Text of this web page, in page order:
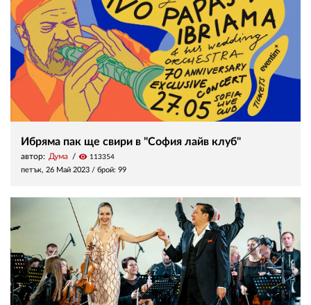
Ибряма пак ще свири в "София лайв клуб"
автор: Дума visibility 113354
петък, 26 Май 2023 / брой: 99